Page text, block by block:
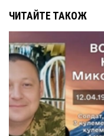
ЧИТАЙТЕ ТАКОЖ